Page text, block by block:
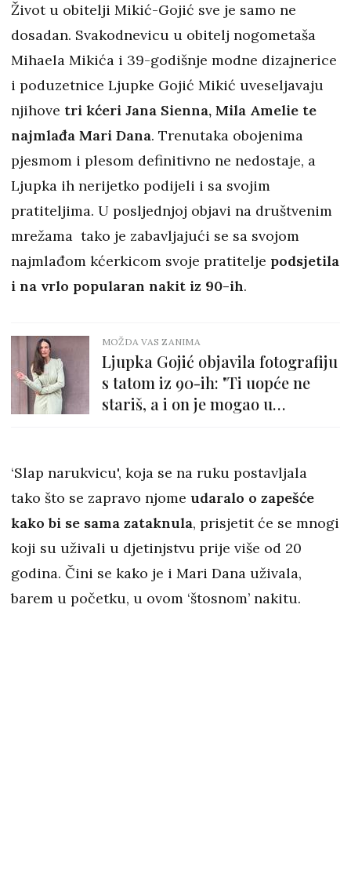
Život u obitelji Mikić-Gojić sve je samo ne
dosadan. Svakodnevicu u obitelj nogometaša
Mihaela Mikića i 39-godišnje modne dizajnerice
i poduzetnice Ljupke Gojić Mikić uveseljavaju
njihove tri kćeri Jana Sienna, Mila Amelie te
najmlađa Mari Dana. Trenutaka obojenima
pjesmom i plesom definitivno ne nedostaje, a
Ljupka ih nerijetko podijeli i sa svojim
pratiteljima. U posljednjoj objavi na društvenim
mrežama tako je zabavljajući se sa svojom
najmlađom kćerkicom svoje pratitelje podsjetila
i na vrlo popularan nakit iz 90-ih.
MOŽDA VAS ZANIMA
Ljupka Gojić objavila fotografiju
s tatom iz 90-ih: "Ti uopće ne
stariš, a i on je mogao u
‘Slap narukvicu', koja se na ruku postavljala
tako što se zapravo njome udaralo o zapešće
kako bi se sama zataknula, prisjetit će se mnogi
koji su uživali u djetinjstvu prije više od 20
godina. Čini se kako je i Mari Dana uživala,
barem u početku, u ovom ‘štosnom’ nakitu.